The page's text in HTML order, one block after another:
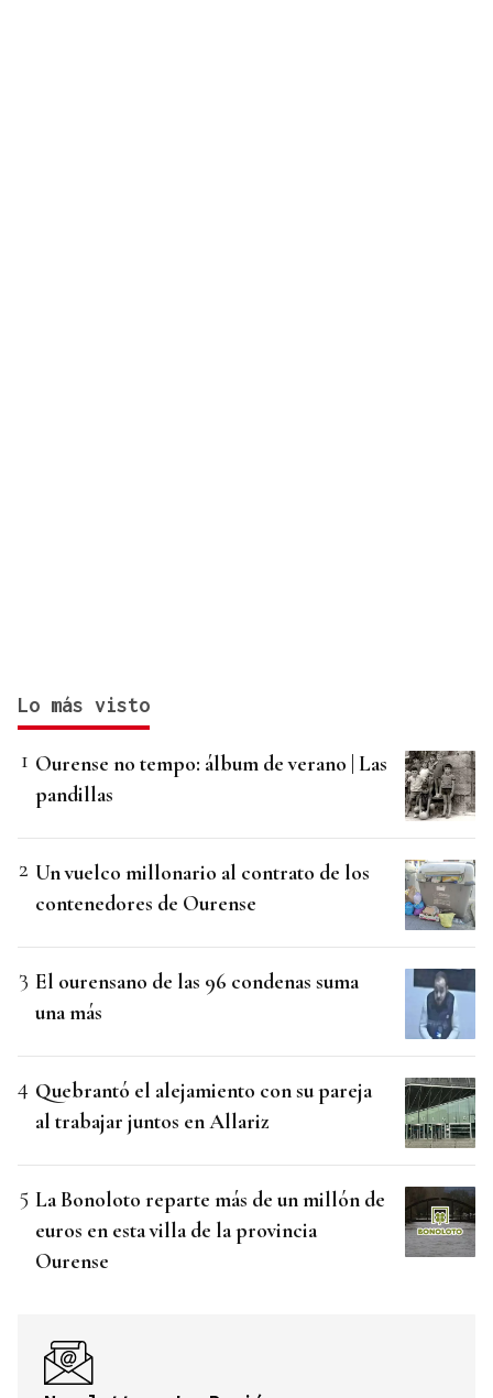
Lo más visto
Ourense no tempo: álbum de verano | Las
pandillas
Un vuelco millonario al contrato de los
contenedores de Ourense
El ourensano de las 96 condenas suma
una más
Quebrantó el alejamiento con su pareja
al trabajar juntos en Allariz
La Bonoloto reparte más de un millón de
euros en esta villa de la provincia
Ourense